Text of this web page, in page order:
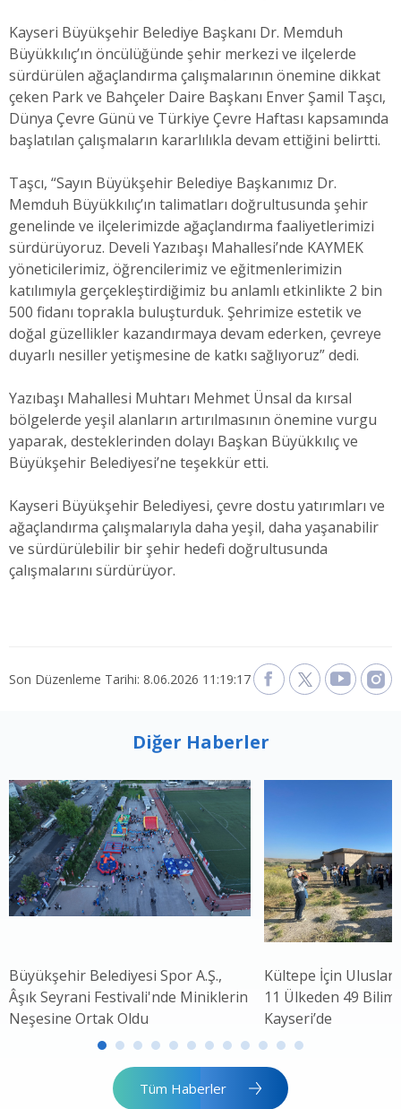
Kayseri Büyükşehir Belediye Başkanı Dr. Memduh
Büyükkılıç’ın öncülüğünde şehir merkezi ve ilçelerde
sürdürülen ağaçlandırma çalışmalarının önemine dikkat
çeken Park ve Bahçeler Daire Başkanı Enver Şamil Taşcı,
Dünya Çevre Günü ve Türkiye Çevre Haftası kapsamında
başlatılan çalışmaların kararlılıkla devam ettiğini belirtti.
Taşcı, “Sayın Büyükşehir Belediye Başkanımız Dr.
Memduh Büyükkılıç’ın talimatları doğrultusunda şehir
genelinde ve ilçelerimizde ağaçlandırma faaliyetlerimizi
sürdürüyoruz. Develi Yazıbaşı Mahallesi’nde KAYMEK
yöneticilerimiz, öğrencilerimiz ve eğitmenlerimizin
katılımıyla gerçekleştirdiğimiz bu anlamlı etkinlikte 2 bin
500 fidanı toprakla buluşturduk. Şehrimize estetik ve
doğal güzellikler kazandırmaya devam ederken, çevreye
duyarlı nesiller yetişmesine de katkı sağlıyoruz” dedi.
Yazıbaşı Mahallesi Muhtarı Mehmet Ünsal da kırsal
bölgelerde yeşil alanların artırılmasının önemine vurgu
yaparak, desteklerinden dolayı Başkan Büyükkılıç ve
Büyükşehir Belediyesi’ne teşekkür etti.
Kayseri Büyükşehir Belediyesi, çevre dostu yatırımları ve
ağaçlandırma çalışmalarıyla daha yeşil, daha yaşanabilir
ve sürdürülebilir bir şehir hedefi doğrultusunda
çalışmalarını sürdürüyor.
Son Düzenleme Tarihi: 8.06.2026 11:19:17
Diğer Haberler
Büyükşehir Belediyesi Spor A.Ş.,
Âşık Seyrani Festivali'nde Miniklerin
Neşesine Ortak Oldu
Kültepe İçin
11 Ülkeden 49 Bilim
Kayseri’de
Tüm Haberler